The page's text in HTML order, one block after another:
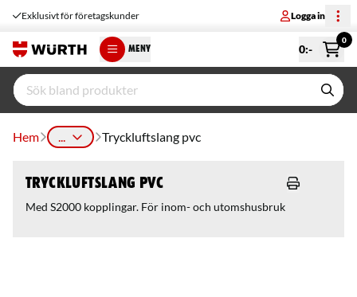
Exklusivt för företagskunder Logga in
MENY 0:-
0
Hem ... Tryckluftslang pvc
Tryckluftslang pvc